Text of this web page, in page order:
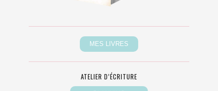
ATELIER D’ÉCRITURE